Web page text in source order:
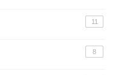
11
8